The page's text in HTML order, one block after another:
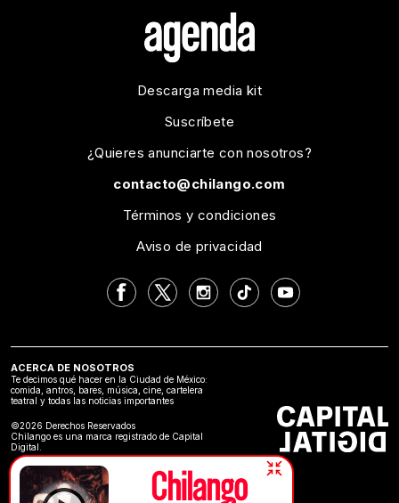
Descarga media kit
Suscríbete
¿Quieres anunciarte con nosotros?
contacto@chilango.com
Términos y condiciones
Aviso de privacidad
ACERCA DE NOSOTROS
Te decimos qué hacer en la Ciudad de México:
comida, antros, bares, música, cine, cartelera
teatral y todas las noticias importantes
©2026 Derechos Reservados
Chilango es una marca registrado de Capital
Digital.